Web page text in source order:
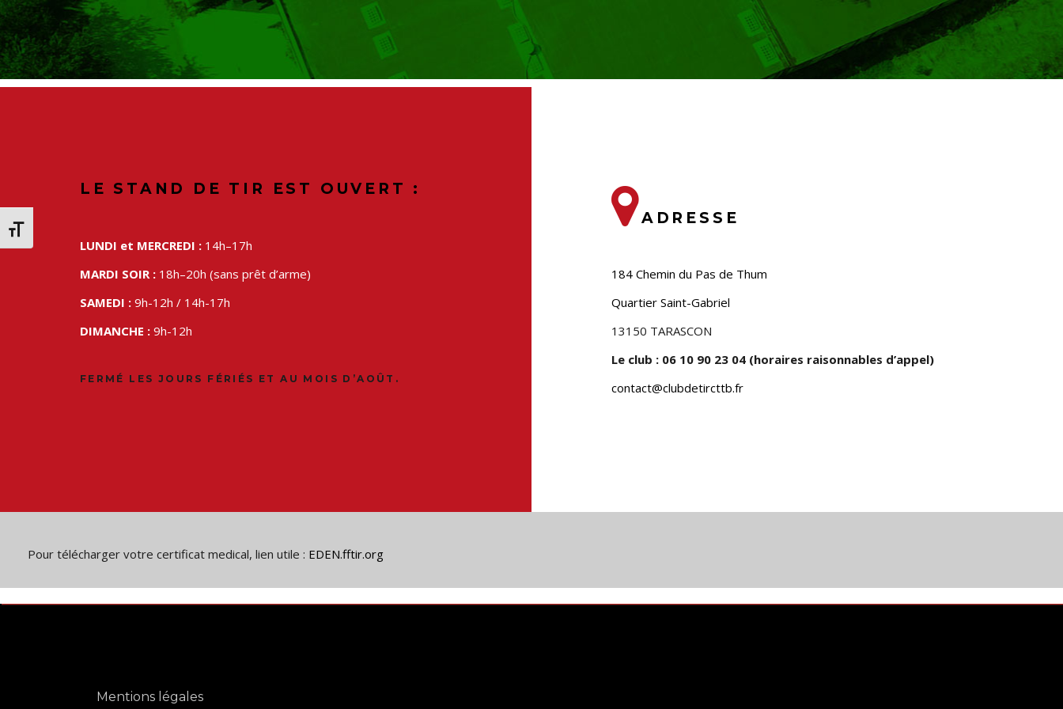
Changer la taille de la police
LE STAND DE TIR EST OUVERT :
LUNDI et MERCREDI : 14h–17h
MARDI SOIR : 18h–20h (sans prêt d’arme)
SAMEDI : 9h-12h / 14h-17h
DIMANCHE : 9h-12h
FERMÉ LES JOURS FÉRIÉS ET AU MOIS D’AOÛT.
ADRESSE
184 Chemin du Pas de Thum
Quartier Saint-Gabriel
13150 TARASCON
Le club : 06 10 90 23 04 (horaires raisonnables d’appel)
contact@clubdetircttb.fr
Pour télécharger votre certificat medical, lien utile : EDEN.fftir.org
Mentions légales